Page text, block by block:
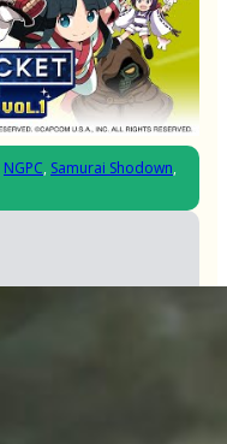
NGPC, Samurai Shodown,